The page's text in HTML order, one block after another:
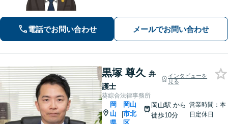
電話でお問い合わせ メールでお問い合わせ
黒塚 尊久 弁
護士
インタビューを
見る
葵綜合法律事務所
岡
山
|
岡山
市北
岡山駅 から
徒歩10分
営業時間：本
日定休日